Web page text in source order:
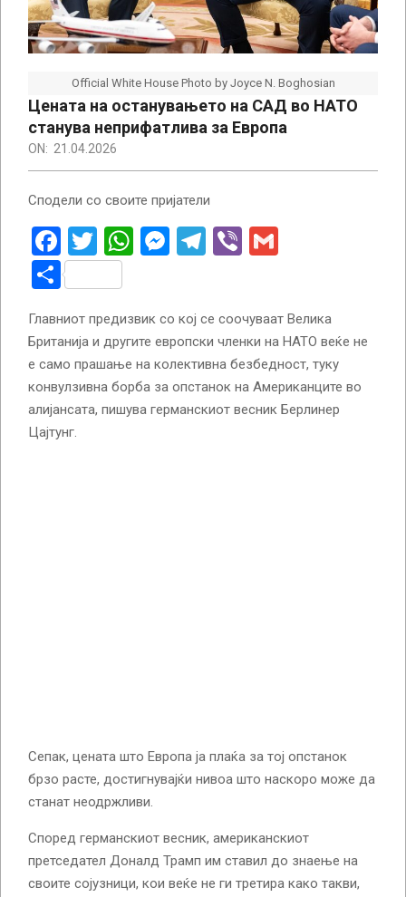
Official White House Photo by Joyce N. Boghosian
Цената на останувањето на САД во НАТО
станува неприфатлива за Европа
ON: 21.04.2026
Сподели со своите пријатели
Facebook
Twitter
WhatsApp
Messenger
Telegram
Viber
Share
Главниот предизвик со кој се соочуваат Велика
Британија и другите европски членки на НАТО веќе не
е само прашање на колективна безбедност, туку
конвулзивна борба за опстанок на Американците во
алијансата, пишува германскиот весник Берлинер
Цајтунг.
Сепак, цената што Европа ја плаќа за тој опстанок
брзо расте, достигнувајќи нивоа што наскоро може да
станат неодржливи.
Според германскиот весник, американскиот
претседател Доналд Трамп им ставил до знаење на
своите сојузници, кои веќе не ги третира како такви,